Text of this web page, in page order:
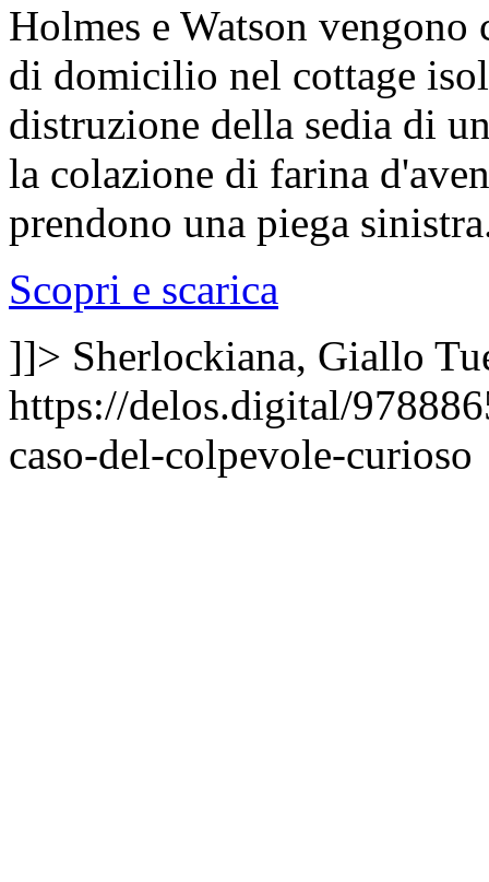
Holmes e Watson
di domicilio nel cottage
distruzione della sedia di
la colazione di farina
prendono una piega
Scopri e scarica
]]> Sherlockiana, Giallo
https://delos.digital/
caso-del-colpevole-curioso